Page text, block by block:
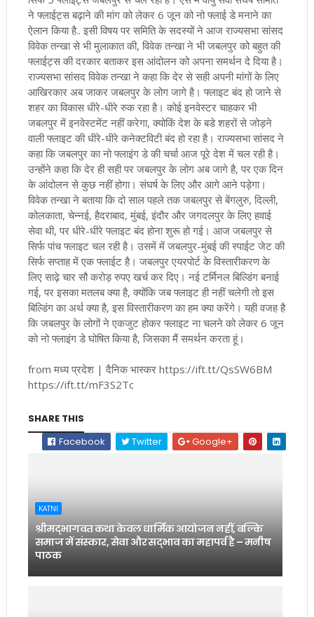
ने फ्लाईट्स बढ़ाने की मांग को लेकर 6 जून को नो फ्लाई डे मनाने का
ऐलान किया है.. इसी विषय पर समिति के सदस्यों ने आज राज्यसभा सांसद
विवेक तन्खा से भी मुलाकात की, विवेक तन्खा ने भी जबलपुर को बहुत की
फ्लाईट्स की दरकार बताकर इस आंदोलन को अपना समर्थन दे दिया है।
राज्यसभा सांसद विवेक तन्खा ने कहा कि देर से सही अपनी मांगों के लिए
आखिरकार अब जाकर जबलपुर के लोग जागे है। फ्लाइट बंद हो जाने से
शहर का विकास धीरे-धीरे रुक रहा है। कोई इनवेस्टर चाहकर भी
जबलपुर में इनवेस्टमेंट नहीं करेगा, क्योकिं देश के बडे शहरों से जोड़ने
वाली फ्लाइट की धीरे-धीरे कनेक्टविटी बंद हो रहा है। राज्यसभा सांसद ने
कहा कि जबलपुर का नो फ्लाइंग डे की चर्चा आज पूरे देश में चल रही है।
उन्होंने कहा कि देर ही सही पर जबलपुर के लोग अब जागे है, पर एक दिन
के आंदोलन से कुछ नहीं होगा। संघर्ष के लिए और आगे आने पड़ेगा।
विवेक तन्खा ने बताया कि दो साल पहले तक जबलपुर से बेंगलुरु, दिल्ली,
कोलकाता, चेन्नई, हैदराबाद, मुंबई, इंदौर और जगदलपुर के लिए हवाई
सेवा थी, पर धीरे-धीरे फ्लाइट बंद होना शुरू हो गई। आज जबलपुर से
सिर्फ पांच फ्लाइट चल रही है। उसमें में जबलपुर-मुंबई की स्पाईट जेट की
सिर्फ सप्ताह में एक फ्लाईट है। जबलपुर एयरपोर्ट के विस्तारीकरण के
लिए साढ़े चार सौ करोड़ रुपए खर्च कर दिए। नई टर्मिनल बिल्डिंग बनाई
गई, पर इसका मतलब क्या है, क्योंकि जब फ्लाइट ही नहीं चलेगी तो इस
बिल्डिंग का अर्थ क्या है, इस विस्तारीकरण का हम क्या करेंगे। यही वजह है
कि जबलपुर के लोगों ने एकजुट होकर फ्लाइट ना चलने को लेकर 6 जून
को नो फ्लाइंग डे घोषित किया है, जिसका मैं समर्थन करता हूं।
from मध्य प्रदेश | दैनिक भास्कर https://ift.tt/QsSW6BM
https://ift.tt/mF3S2Tc
SHARE THIS
Facebook
Twitter Google+
KATNI
श्रीमद्भागवत कथा केवल धार्मिक आयोजन नहीं, बल्कि
समाज में संस्कार, सेवा और सद्भाव का महापर्व है – मनीष
पाठक